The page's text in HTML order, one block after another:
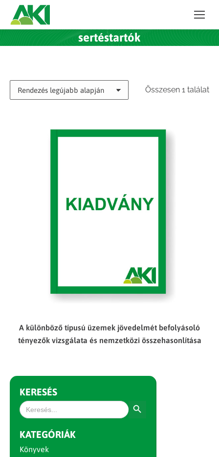
sertéstartók
Összesen 1 találat
A különböző típusú üzemek jövedelmét befolyásoló
tényezők vizsgálata és nemzetközi összehasonlítása
KERESÉS
Search
for:
KATEGÓRIÁK
Könyvek